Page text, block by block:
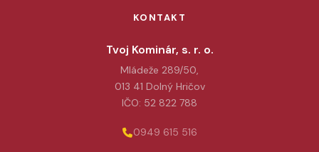
KONTAKT
Tvoj Kominár, s. r. o.
Mládeže 289/50,
013 41 Dolný Hričov
IČO: 52 822 788
0949 615 516